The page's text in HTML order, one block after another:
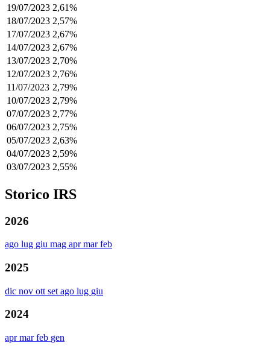
19/07/2023 2,61%
18/07/2023 2,57%
17/07/2023 2,67%
14/07/2023 2,67%
13/07/2023 2,70%
12/07/2023 2,76%
11/07/2023 2,79%
10/07/2023 2,79%
07/07/2023 2,77%
06/07/2023 2,75%
05/07/2023 2,63%
04/07/2023 2,59%
03/07/2023 2,55%
Storico IRS
2026
ago lug giu mag aprmarfeb
2025
dic nov ott set ago lug giu
2024
aprmarfeb gen